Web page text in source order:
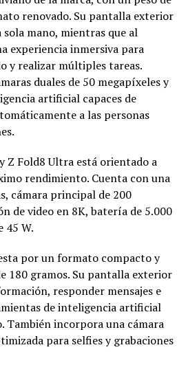
renovado. Su pantalla exterior
mano, mientras que al
experiencia inmersiva para
y realizar múltiples tareas.
duales de 50 megapíxeles y
artificial capaces de
a las personas
Z Fold8 Ultra está orientado a
rendimiento. Cuenta con una
cámara principal de 200
de video en 8K, batería de 5.000
45 W.
por un formato compacto y
180 gramos. Su pantalla exterior
responder mensajes e
de inteligencia artificial
También incorpora una cámara
para selfies y grabaciones